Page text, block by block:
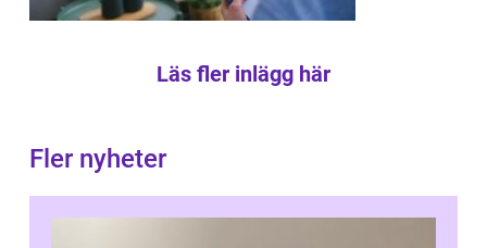
Läs fler inlägg här
Fler nyheter